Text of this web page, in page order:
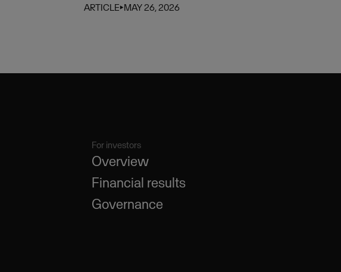
ARTICLE⏵MAY 26, 2026
For investors
Overview
Financial results
Governance